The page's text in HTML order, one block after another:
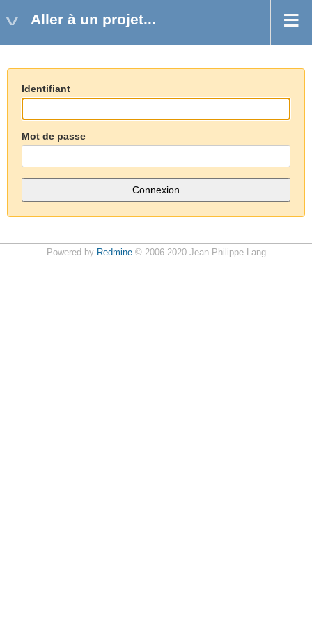
Aller à un projet...
Identifiant
Mot de passe
Powered by Redmine© 2006-2020 Jean-Philippe Lang